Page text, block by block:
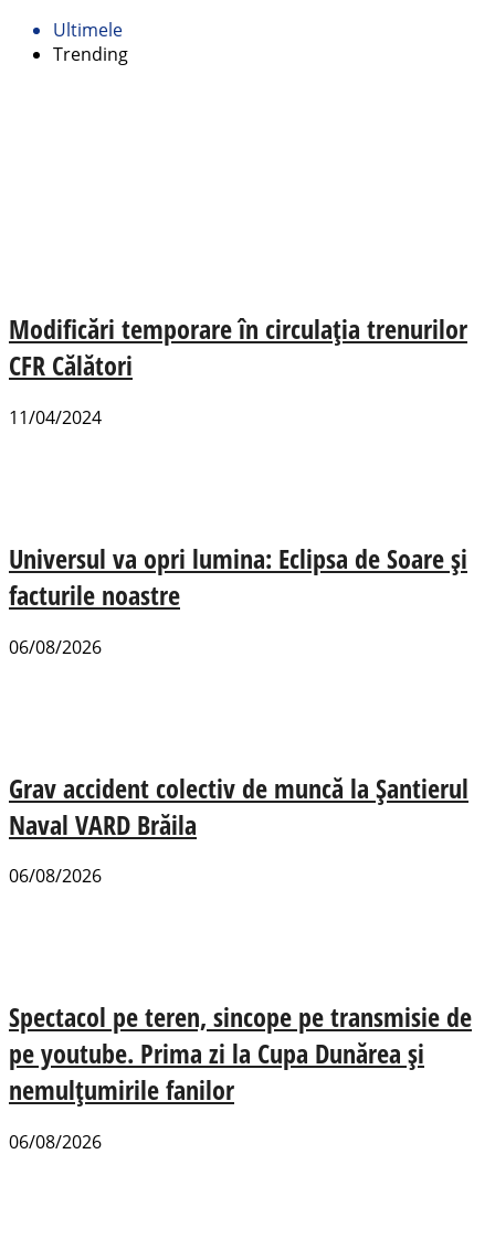
Ultimele
Trending
Modificări temporare în circulația trenurilor
CFR Călători
11/04/2024
Universul va opri lumina: Eclipsa de Soare și
facturile noastre
06/08/2026
Grav accident colectiv de muncă la Șantierul
Naval VARD Brăila
06/08/2026
Spectacol pe teren, sincope pe transmisie de
pe youtube. Prima zi la Cupa Dunărea și
nemulțumirile fanilor
06/08/2026